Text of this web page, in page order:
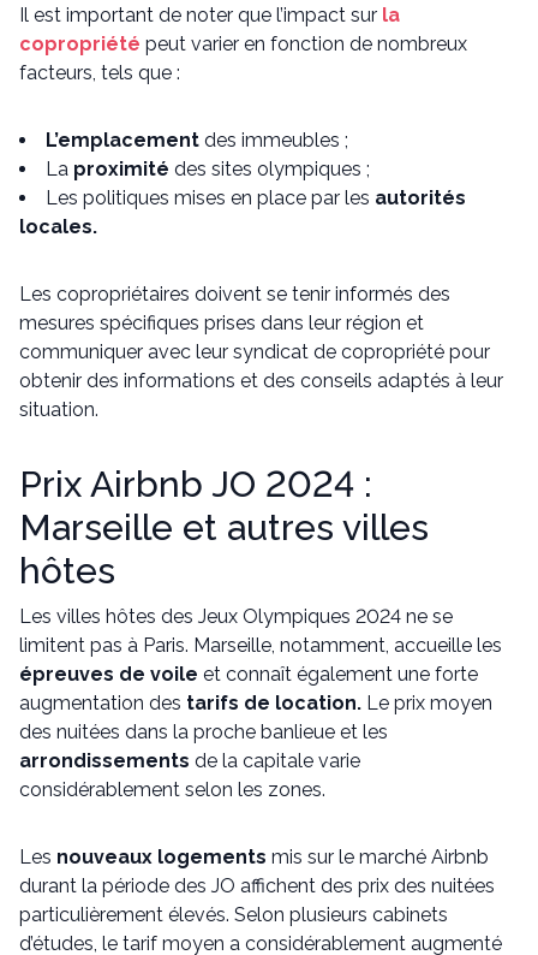
Il est important de noter que l’impact sur la
copropriété peut varier en fonction de nombreux
facteurs, tels que :
L’emplacement des immeubles ;
La proximité des sites olympiques ;
Les politiques mises en place par les autorités
locales.
Les copropriétaires doivent se tenir informés des
mesures spécifiques prises dans leur région et
communiquer avec leur syndicat de copropriété pour
obtenir des informations et des conseils adaptés à leur
situation.
Prix Airbnb JO 2024 :
Marseille et autres villes
hôtes
Les villes hôtes des Jeux Olympiques 2024 ne se
limitent pas à Paris. Marseille, notamment, accueille les
épreuves de voile et connaît également une forte
augmentation des tarifs de location. Le prix moyen
des nuitées dans la proche banlieue et les
arrondissements de la capitale varie
considérablement selon les zones.
Les nouveaux logements mis sur le marché Airbnb
durant la période des JO affichent des prix des nuitées
particulièrement élevés. Selon plusieurs cabinets
d’études, le tarif moyen a considérablement augmenté